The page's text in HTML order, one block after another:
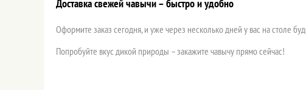
Доставка свежей чавычи – быстро и удобно
Оформите заказ сегодня, и уже через несколько дней у вас на столе
Попробуйте вкус дикой природы – закажите чавычу прямо сейчас!